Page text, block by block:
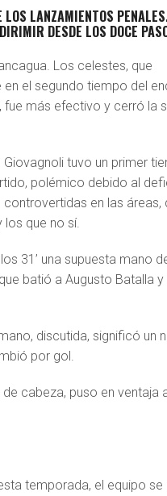
LANZAMIENTOS
DESDE LOS DOCE
Los celestes, que
el segundo tiempo del
fue más efectivo y cerró la
tuvo un primer
polémico debido al
en las áreas,
los que no sí.
31’ una supuesta mano
batió a Augusto Batalla y
discutida, significó un
por gol.
cabeza, puso en ventaja
temporada, el equipo se